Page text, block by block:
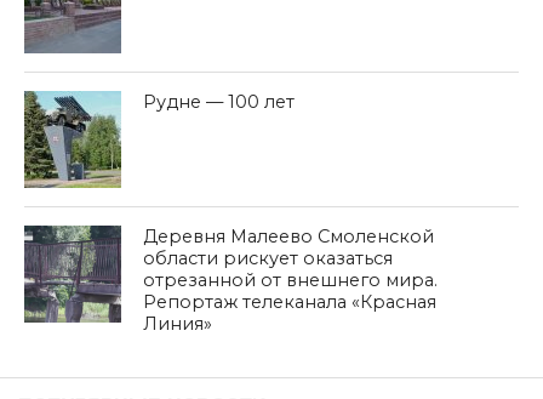
Рудне — 100 лет
Деревня Малеево Смоленской
области рискует оказаться
отрезанной от внешнего мира.
Репортаж телеканала «Красная
Линия»